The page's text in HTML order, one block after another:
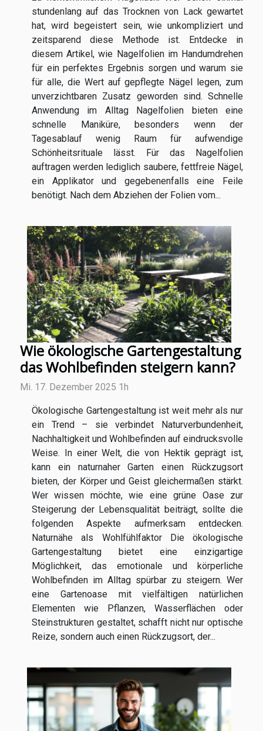
stundenlang auf das Trocknen von Lack gewartet
hat, wird begeistert sein, wie unkompliziert und
zeitsparend diese Methode ist. Entdecke in
diesem Artikel, wie Nagelfolien im Handumdrehen
für ein perfektes Ergebnis sorgen und warum sie
für alle, die Wert auf gepflegte Nägel legen, zum
unverzichtbaren Zusatz geworden sind. Schnelle
Anwendung im Alltag Nagelfolien bieten eine
schnelle Maniküre, besonders wenn der
Tagesablauf wenig Raum für aufwendige
Schönheitsrituale lässt. Für das Nagelfolien
auftragen werden lediglich saubere, fettfreie Nägel,
ein Applikator und gegebenenfalls eine Feile
benötigt. Nach dem Abziehen der Folien vom...
Wie ökologische Gartengestaltung
das Wohlbefinden steigern kann?
Mi. 17. Dezember 2025 1h
Ökologische Gartengestaltung ist weit mehr als nur
ein Trend – sie verbindet Naturverbundenheit,
Nachhaltigkeit und Wohlbefinden auf eindrucksvolle
Weise. In einer Welt, die von Hektik geprägt ist,
kann ein naturnaher Garten einen Rückzugsort
bieten, der Körper und Geist gleichermaßen stärkt.
Wer wissen möchte, wie eine grüne Oase zur
Steigerung der Lebensqualität beiträgt, sollte die
folgenden Aspekte aufmerksam entdecken.
Naturnähe als Wohlfühlfaktor Die ökologische
Gartengestaltung bietet eine einzigartige
Möglichkeit, das emotionale und körperliche
Wohlbefinden im Alltag spürbar zu steigern. Wer
eine Gartenoase mit vielfältigen natürlichen
Elementen wie Pflanzen, Wasserflächen oder
Steinstrukturen gestaltet, schafft nicht nur optische
Reize, sondern auch einen Rückzugsort, der...